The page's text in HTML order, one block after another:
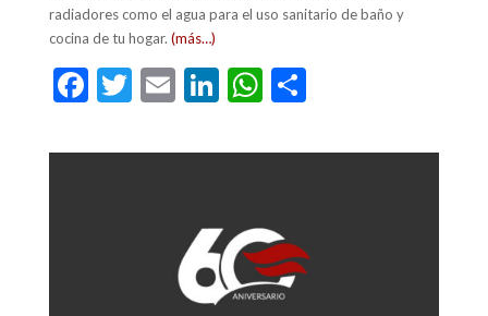
radiadores como el agua para el uso sanitario de baño y
cocina de tu hogar. (más…)
F
e
T
itt
E
ai
Li
ke
n
W
at
A
p
p
C
m
ti